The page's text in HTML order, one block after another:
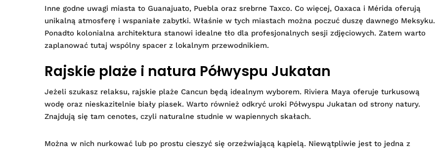
Inne godne uwagi miasta to Guanajuato, Puebla oraz srebrne Taxco. Co więcej, Oaxaca i Mérida oferują
unikalną atmosferę i wspaniałe zabytki. Właśnie w tych miastach można poczuć duszę dawnego Meksyku.
Ponadto kolonialna architektura stanowi idealne tło dla profesjonalnych sesji zdjęciowych. Zatem warto
zaplanować tutaj wspólny spacer z lokalnym przewodnikiem.
Rajskie plaże i natura Półwyspu Jukatan
Jeżeli szukasz relaksu, rajskie plaże Cancun będą idealnym wyborem. Riviera Maya oferuje turkusową
wodę oraz nieskazitelnie biały piasek. Warto również odkryć uroki Półwyspu Jukatan od strony natury.
Znajdują się tam cenotes, czyli naturalne studnie w wapiennych skałach.
Można w nich nurkować lub po prostu cieszyć się orzeźwiającą kąpielą. Niewątpliwie jest to jedna z